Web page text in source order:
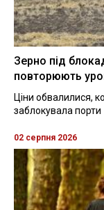
Зерно під
повторюють
Ціни обвалилися,
заблокувала порти
02 серпня 2026